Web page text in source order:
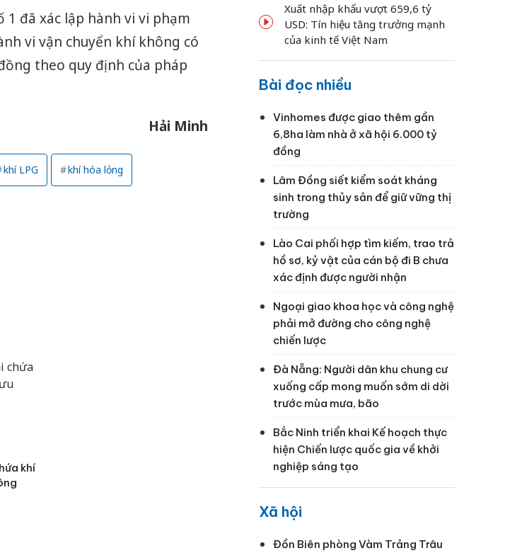
1 đã xác lập hành vi vi phạm
vi vận chuyển khí không có
theo quy định của pháp
Hải Minh
khí LPG khí hóa lỏng
khí
Xuất nhập khẩu vượt 659,6 tỷ
USD: Tín hiệu tăng trưởng mạnh
của kinh tế Việt Nam
Bài đọc nhiều
Vinhomes được giao thêm gần
6,8ha làm nhà ở xã hội 6.000 tỷ
đồng
Lâm Đồng siết kiểm soát kháng
sinh trong thủy sản để giữ vững thị
trường
Lào Cai phối hợp tìm kiếm, trao trả
hồ sơ, kỷ vật của cán bộ đi B chưa
xác định được người nhận
Ngoại giao khoa học và công nghệ
phải mở đường cho công nghệ
chiến lược
Đà Nẵng: Người dân khu chung cư
xuống cấp mong muốn sớm di dời
trước mùa mưa, bão
Bắc Ninh triển khai Kế hoạch thực
hiện Chiến lược quốc gia về khởi
nghiệp sáng tạo
Xã hội
Đồn Biên phòng Vàm Trảng Trâu